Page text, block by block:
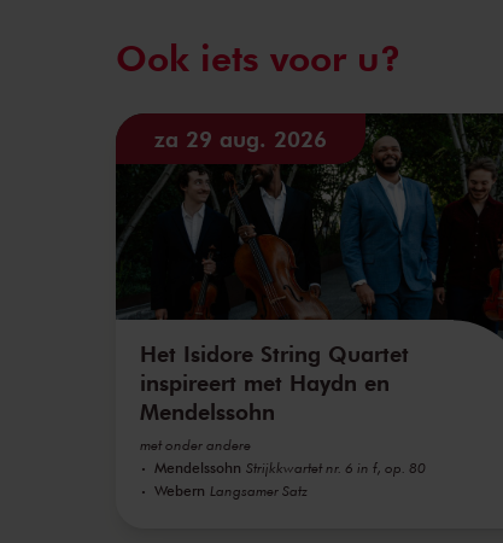
Ook iets voor u?
za 29 aug. 2026
Het Isidore String Quartet
inspireert met Haydn en
Mendelssohn
met onder andere
Mendelssohn Strijkkwartet nr. 6 in f, op. 80
Webern Langsamer Satz